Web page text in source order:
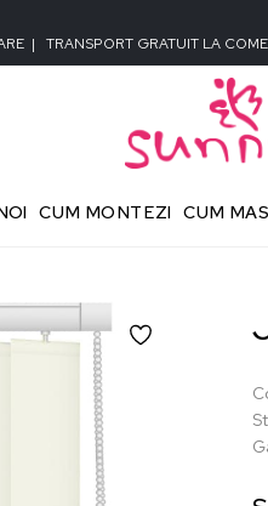
| TRANSPORT GRATUIT LA
CUM MONTEZI CUM